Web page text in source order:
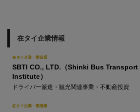
在タイ企業情報
在タイ企業・製造業
SBTI CO., LTD.（Shinki Bus Transport
Institute）
ドライバー派遣・観光関連事業・不動産投資
在タイ企業・製造業